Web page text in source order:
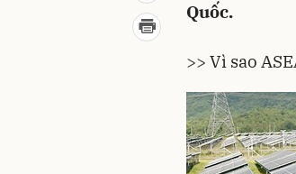
Quốc.
>> Vì sao